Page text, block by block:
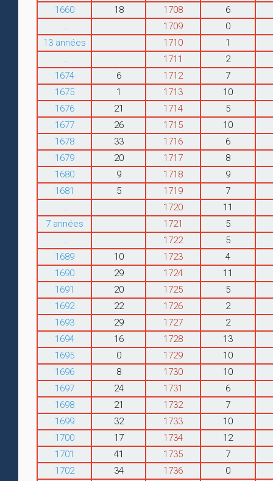
1660
18 1708
6
...
1709
0
13 années
1710
1
...
1711
2
1674
6 1712
7
1675
1 1713
10
1676
21 1714
5
1677
26 1715
10
1678
33 1716
6
1679
20 1717
8
1680
9 1718
9
1681
5 1719
7
...
1720
11
7 années
1721
5
...
1722
5
1689
10 1723
4
1690
29 1724
11
1691
20 1725
5
1692
22 1726
2
1693
29 1727
2
1694
16 1728
13
1695
0 1729
10
1696
8 1730
10
1697
24 1731
6
1698
21 1732
7
1699
32 1733
10
1700
17 1734
12
1701
41 1735
7
1702
34 1736
0